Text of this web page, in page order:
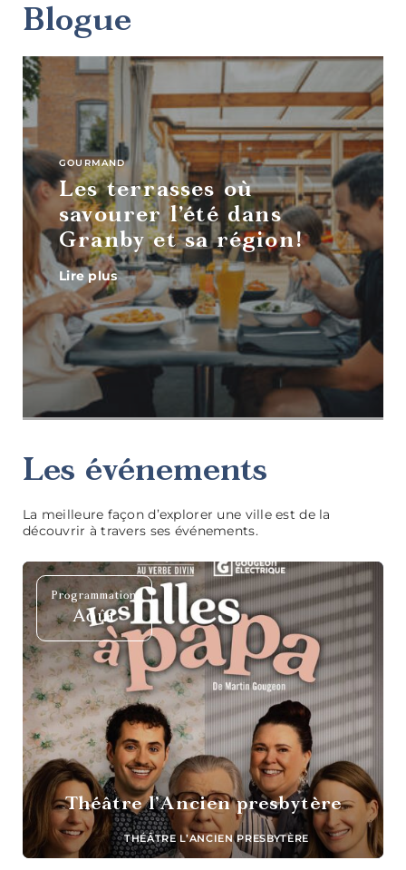
Art,
culture et
patrimoine
Boutiques
Tables
gastronomiques
Cafés et
sandwicheries
Blogue
GOURMAND
Les terrasses où
savourer l’été dans
Granby et sa région!
Lire plus
Les événements
La meilleure façon d’explorer une ville est de la
découvrir à travers ses événements.
Programmation
Août
Théâtre l’Ancien presbytère
THÉÂTRE L’ANCIEN PRESBYTÈRE